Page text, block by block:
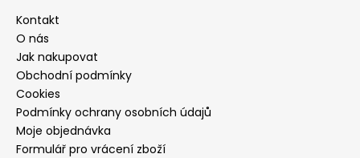
Kontakt
O nás
Jak nakupovat
Obchodní podmínky
Cookies
Podmínky ochrany osobních údajů
Moje objednávka
Formulář pro vrácení zboží